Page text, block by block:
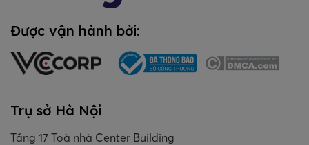
Được vận hành bởi:
Trụ sở Hà Nội
Tầng 17 Toà nhà Center Building